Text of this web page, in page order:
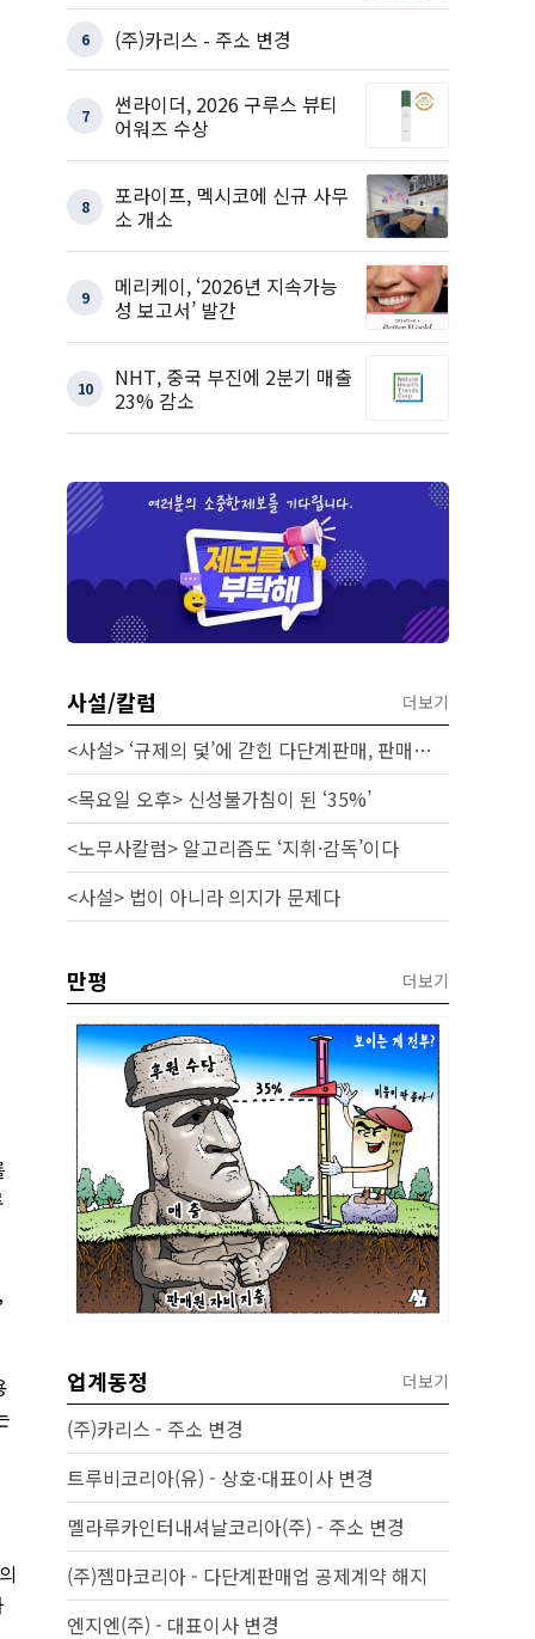
,
6 (주)카리스 - 주소 변경
7
썬라이더, 2026 구루스 뷰티
어워즈 수상
8
포라이프, 멕시코에 신규 사무
소 개소
9
메리케이, ‘2026년 지속가능
성 보고서’ 발간
10
NHT, 중국 부진에 2분기 매출
23% 감소
사설/칼럼 더보기
<사설> ‘규제의 덫’에 갇힌 다단계판매, 판매원 보호 시급하다
<목요일 오후> 신성불가침이 된 ‘35%’
<노무사칼럼> 알고리즘도 ‘지휘·감독’이다
<사설> 법이 아니라 의지가 문제다
만평 더보기
업계동정 더보기
(주)카리스 - 주소 변경
트루비코리아(유) - 상호·대표이사 변경
멜라루카인터내셔날코리아(주) - 주소 변경
(주)젬마코리아 - 다단계판매업 공제계약 해지
엔지엔(주) - 대표이사 변경